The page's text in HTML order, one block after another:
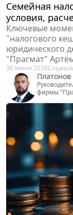
Семейная
условия,
Ключевые
"налогового
юридического
"Прагмат"
30 июня 2026
фирмы